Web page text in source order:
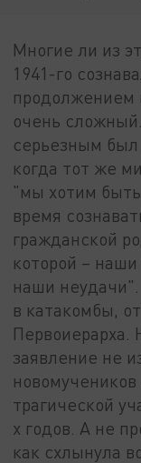
Многие ли из
1941-го
продолжением
очень
серьезным был
когда тот же
"мы хотим
время
гражданской
которой –
наши
в катакомбы,
Первоиерарха.
заявление не
трагической
х годов. А не
как схлынула